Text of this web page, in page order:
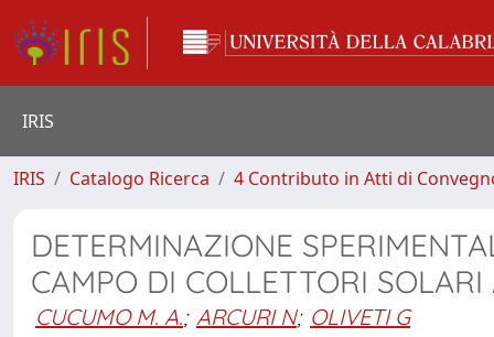
IRIS
IRIS Catalogo Ricerca 4 Contributo in Atti di
DETERMINAZIONE
CAMPO DI COLLETTORI
CUCUMO M. A.; ARCURI N; OLIVETI G